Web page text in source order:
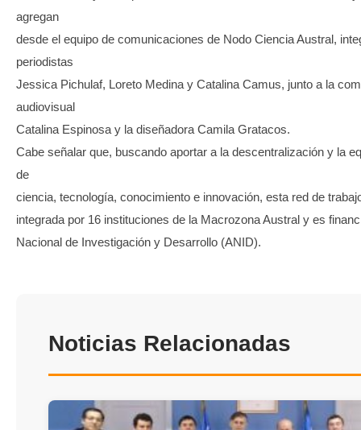
agregan
desde el equipo de comunicaciones de Nodo Ciencia Austral,
periodistas
Jessica Pichulaf, Loreto Medina y Catalina Camus, junto a la
audiovisual
Catalina Espinosa y la diseñadora Camila Gratacos.
Cabe señalar que, buscando aportar a la descentralización y la
de
ciencia, tecnología, conocimiento e innovación, esta red de
integrada por 16 instituciones de la Macrozona Austral y es
Nacional de Investigación y Desarrollo (ANID).
Noticias Relacionadas